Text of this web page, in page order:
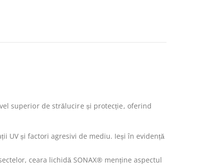
superior de strălucire și protecție, oferind
UV și factori agresivi de mediu. Ieși în evidență
ceara lichidă SONAX® menține aspectul